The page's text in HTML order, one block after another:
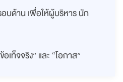
บด้าน เพื่อให้ผู้บริหาร นัก
ท็จจริง” และ “โอกาส”